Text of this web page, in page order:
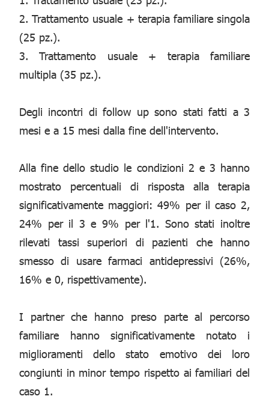
2. Trattamento usuale + terapia familiare singola
(25 pz.).
3. Trattamento usuale + terapia familiare
multipla (35 pz.).
Degli incontri di follow up sono stati fatti a 3
mesi e a 15 mesi dalla fine dell'intervento.
Alla fine dello studio le condizioni 2 e 3 hanno
mostrato percentuali di risposta alla terapia
significativamente maggiori: 49% per il caso 2,
24% per il 3 e 9% per l'1. Sono stati inoltre
rilevati tassi superiori di pazienti che hanno
smesso di usare farmaci antidepressivi (26%,
16% e 0, rispettivamente).
I partner che hanno preso parte al percorso
familiare hanno significativamente notato i
miglioramenti dello stato emotivo dei loro
congiunti in minor tempo rispetto ai familiari del
caso 1.